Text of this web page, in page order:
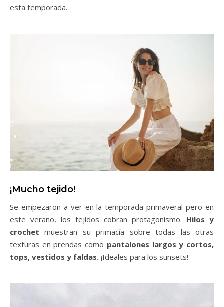
esta temporada.
¡Mucho tejido!
Se empezaron a ver en la temporada primaveral pero en
este verano, los tejidos cobran protagonismo. Hilos y
crochetmuestran su primacía sobre todas las otras
texturas en prendas como pantalones largos y cortos,
tops, vestidos y faldas. ¡Ideales para los sunsets!